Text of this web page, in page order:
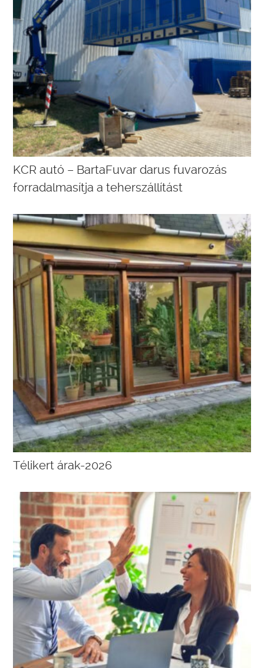
KCR autó – BartaFuvar darus fuvarozás
forradalmasítja a teherszállítást
Télikert árak-2026